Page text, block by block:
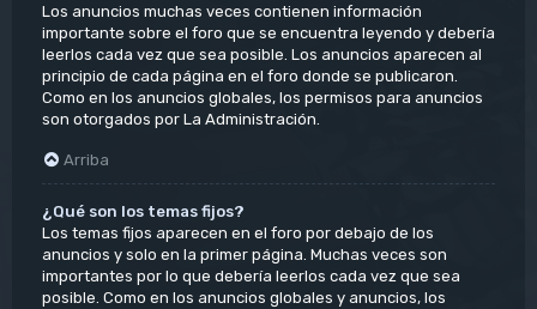
Los anuncios muchas veces contienen información
importante sobre el foro que se encuentra leyendo y debería
leerlos cada vez que sea posible. Los anuncios aparecen al
principio de cada página en el foro donde se publicaron.
Como en los anuncios globales, los permisos para anuncios
son otorgados por La Administración.
Arriba
¿Qué son los temas fijos?
Los temas fijos aparecen en el foro por debajo de los
anuncios y solo en la primer página. Muchas veces son
importantes por lo que debería leerlos cada vez que sea
posible. Como en los anuncios globales y anuncios, los